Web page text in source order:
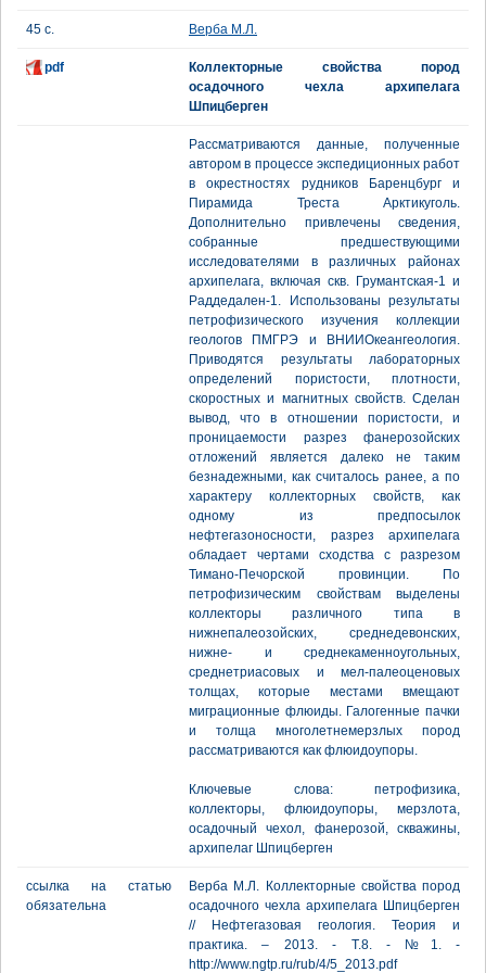
45 с. Верба М.Л.
pdf
Коллекторные свойства пород
осадочного чехла архипелага
Шпицберген
Рассматриваются данные, полученные
автором в процессе экспедиционных работ
в окрестностях рудников Баренцбург и
Пирамида Треста Арктикуголь.
Дополнительно привлечены сведения,
собранные предшествующими
исследователями в различных районах
архипелага, включая скв. Грумантская-1 и
Раддедален-1. Использованы результаты
петрофизического изучения коллекции
геологов ПМГРЭ и ВНИИОкеангеология.
Приводятся результаты лабораторных
определений пористости, плотности,
скоростных и магнитных свойств. Сделан
вывод, что в отношении пористости, и
проницаемости разрез фанерозойских
отложений является далеко не таким
безнадежными, как считалось ранее, а по
характеру коллекторных свойств, как
одному из предпосылок
нефтегазоносности, разрез архипелага
обладает чертами сходства с разрезом
Тимано-Печорской провинции. По
петрофизическим свойствам выделены
коллекторы различного типа в
нижнепалеозойских, среднедевонских,
нижне- и среднекаменноугольных,
среднетриасовых и мел-палеоценовых
толщах, которые местами вмещают
миграционные флюиды. Галогенные пачки
и толща многолетнемерзлых пород
рассматриваются как флюидоупоры.
Ключевые слова: петрофизика,
коллекторы, флюидоупоры, мерзлота,
осадочный чехол, фанерозой, скважины,
архипелаг Шпицберген
ссылка на статью
обязательна
Верба М.Л. Коллекторные свойства пород
осадочного чехла архипелага Шпицберген
// Нефтегазовая геология. Теория и
практика. – 2013. - Т.8. - №1. -
http://www.ngtp.ru/rub/4/5_2013.pdf